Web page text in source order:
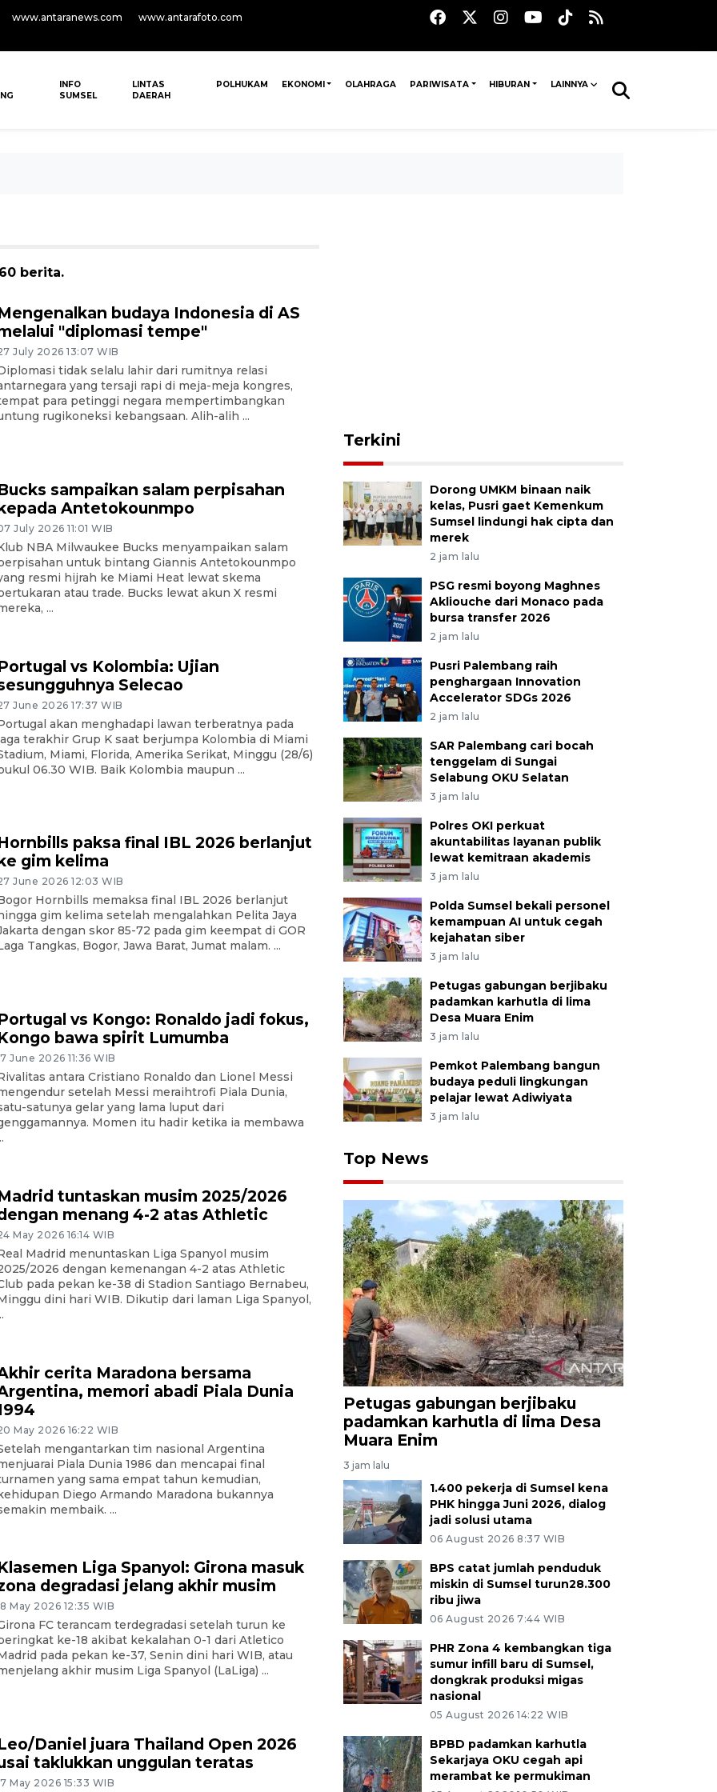
www.antaranews.com www.antarafoto.com
INFO
SUMSEL
LINTAS
DAERAH
POLHUKAM EKONOMI OLAHRAGA PARIWISATA HIBURAN LAINNYA
berita.
budaya Indonesia di AS
"diplomasi tempe"
July 2026 13:07 WIB
tidak selalu lahir dari rumitnya relasi
yang tersaji rapi di meja-meja kongres,
para petinggi negara mempertimbangkan
rugikoneksi kebangsaan. Alih-alih ...
sampaikan salam perpisahan
Antetokounmpo
July 2026 11:01 WIB
NBA Milwaukee Bucks menyampaikan salam
untuk bintang Giannis Antetokounmpo
resmi hijrah ke Miami Heat lewat skema
atau trade. Bucks lewat akun X resmi
...
vs Kolombia: Ujian
Selecao
June 2026 17:37 WIB
akan menghadapi lawan terberatnya pada
terakhir Grup K saat berjumpa Kolombia di Miami
Miami, Florida, Amerika Serikat, Minggu (28/6)
06.30 WIB. Baik Kolombia maupun ...
paksa final IBL 2026 berlanjut
gim kelima
June 2026 12:03 WIB
Hornbills memaksa final IBL 2026 berlanjut
gim kelima setelah mengalahkan Pelita Jaya
dengan skor 85-72 pada gim keempat di GOR
Tangkas, Bogor, Jawa Barat, Jumat malam. ...
vs Kongo: Ronaldo jadi fokus,
bawa spirit Lumumba
June 2026 11:36 WIB
antara Cristiano Ronaldo dan Lionel Messi
setelah Messi meraihtrofi Piala Dunia,
satunya gelar yang lama luput dari
Momen itu hadir ketika ia membawa
tuntaskan musim 2025/2026
menang 4-2 atas Athletic
May 2026 16:14 WIB
Madrid menuntaskan Liga Spanyol musim
2026 dengan kemenangan 4-2 atas Athletic
pada pekan ke-38 di Stadion Santiago Bernabeu,
dini hari WIB. Dikutip dari laman Liga Spanyol,
cerita Maradona bersama
memori abadi Piala Dunia
May 2026 16:22 WIB
mengantarkan tim nasional Argentina
Piala Dunia 1986 dan mencapai final
yang sama empat tahun kemudian,
Diego Armando Maradona bukannya
membaik. ...
Liga Spanyol: Girona masuk
degradasi jelang akhir musim
May 2026 12:35 WIB
FC terancam terdegradasi setelah turun ke
ke-18 akibat kekalahan 0-1 dari Atletico
pada pekan ke-37, Senin dini hari WIB, atau
akhir musim Liga Spanyol (LaLiga) ...
Daniel juara Thailand Open 2026
taklukkan unggulan teratas
May 2026 15:33 WIB
Terkini
Dorong UMKM binaan naik
kelas, Pusri gaet Kemenkum
Sumsel lindungi hak cipta dan
merek
2 jam lalu
PSG resmi boyong Maghnes
Akliouche dari Monaco pada
bursa transfer 2026
2 jam lalu
Pusri Palembang raih
penghargaan Innovation
Accelerator SDGs 2026
2 jam lalu
SAR Palembang cari bocah
tenggelam di Sungai
Selabung OKU Selatan
3 jam lalu
Polres OKI perkuat
akuntabilitas layanan publik
lewat kemitraan akademis
3 jam lalu
Polda Sumsel bekali personel
kemampuan AI untuk cegah
kejahatan siber
3 jam lalu
Petugas gabungan berjibaku
padamkan karhutla di lima
Desa Muara Enim
3 jam lalu
Pemkot Palembang bangun
budaya peduli lingkungan
pelajar lewat Adiwiyata
3 jam lalu
Top News
Petugas gabungan berjibaku
padamkan karhutla di lima Desa
Muara Enim
3 jam lalu
1.400 pekerja di Sumsel kena
PHK hingga Juni 2026, dialog
jadi solusi utama
06 August 2026 8:37 WIB
BPS catat jumlah penduduk
miskin di Sumsel turun28.300
ribu jiwa
06 August 2026 7:44 WIB
PHR Zona 4 kembangkan tiga
sumur infill baru di Sumsel,
dongkrak produksi migas
nasional
05 August 2026 14:22 WIB
BPBD padamkan karhutla
Sekarjaya OKU cegah api
merambat ke permukiman